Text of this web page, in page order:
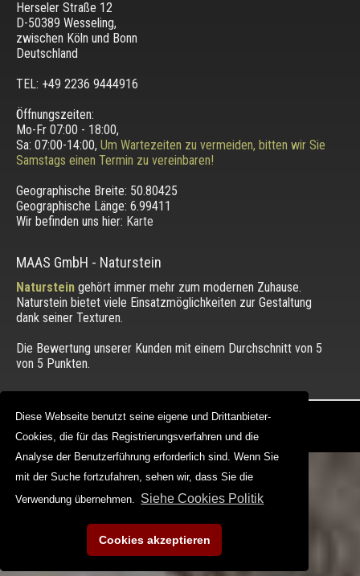
Diese Webseite benutzt seine eigene und Drittanbieter-
Cookies, die für das Registrierungsverfahren und die
Analyse der Benutzerführung erforderlich sind. Wenn Sie
mit der Suche fortzufahren, sehen wir, dass Sie die
Verwendung übernehmen. Siehe Cookies Politik
Cookies akzeptieren
Diese Webseite benutzt seine eigene und Drittanbieter-
Cookies, die für das Registrierungsverfahren und die
Analyse der Benutzerführung erforderlich sind. Wenn Sie
mit der Suche fortzufahren, sehen wir, dass Sie die
Verwendung übernehmen. Siehe Cookies Politik
Cookies akzeptieren
Herseler Straße 12
D-50389 Wesseling,
zwischen Köln und Bonn
Deutschland
TEL: +49 2236 9444916
Öffnungszeiten:
Mo-Fr 07:00 - 18:00,
Sa: 07:00-14:00, Um Wartezeiten zu vermeiden, bitten wir Sie
Samstags einen Termin zu vereinbaren!
Geographische Breite: 50.80425
Geographische Länge: 6.99411
Wir befinden uns hier: Karte
MAAS GmbH - Naturstein
Natursteingehört immer mehr zum modernen Zuhause.
Naturstein bietet viele Einsatzmöglichkeiten zur Gestaltung
dank seiner Texturen.
Die Bewertung unserer Kunden mit einem Durchschnitt von 5
von 5 Punkten.
Copyright © 2012 - 2026 | maasgmbh.com
Web Design |MAAG-Projekt